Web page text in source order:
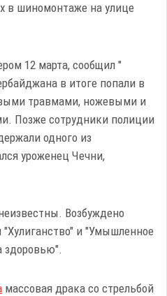
в шиномонтаже на улице
12 марта, сообщил "
в итоге попали в
травмами, ножевыми и
Позже сотрудники полиции
одного из
уроженец Чечни,
Возбуждено
"Хулиганство" и "Умышленное
здоровью".
массовая драка со стрельбой